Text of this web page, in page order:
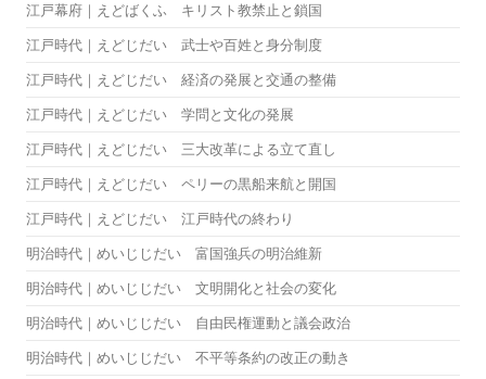
江戸幕府｜えどばくふ キリスト教禁止と鎖国
江戸時代｜えどじだい 武士や百姓と身分制度
江戸時代｜えどじだい 経済の発展と交通の整備
江戸時代｜えどじだい 学問と文化の発展
江戸時代｜えどじだい 三大改革による立て直し
江戸時代｜えどじだい ペリーの黒船来航と開国
江戸時代｜えどじだい 江戸時代の終わり
明治時代｜めいじじだい 富国強兵の明治維新
明治時代｜めいじじだい 文明開化と社会の変化
明治時代｜めいじじだい 自由民権運動と議会政治
明治時代｜めいじじだい 不平等条約の改正の動き